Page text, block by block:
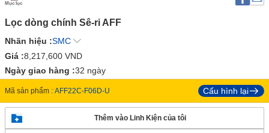
Mục lục
Lọc dòng chính Sê-ri AFF
Nhãn hiệu :SMC
Giá :8,217,600 VND
Ngày giao hàng :32 ngày
Mã sản phẩm : AFF22C-F06D-U Cấu hình lại
Thêm vào Linh Kiện của tôi